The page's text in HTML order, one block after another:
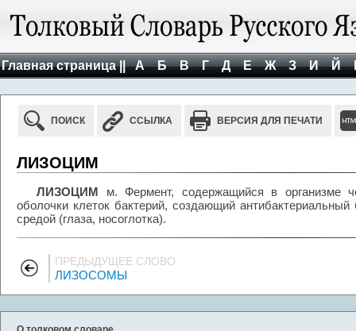
Главная страница || А Б В Г Д Е Ж З И Й
ПОИСК ССЫЛКА ВЕРСИЯ ДЛЯ ПЕЧАТИ
ЛИЗОЦИМ
ЛИЗОЦИМ м. Фермент, содержащийся в организме
оболочки клеток бактерий, создающий
средой (глаза, носоглотка).
ПРЕДЫДУЩЕЕ СЛОВО
ЛИЗОСОМЫ